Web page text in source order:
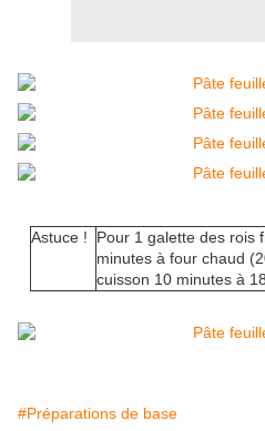
Astuce !
Pour 1 galette des rois
minutes à four chaud
cuisson 10 minutes à
#Préparations de base